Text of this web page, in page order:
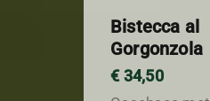
Bistecca al
Gorgonzola
€ 34,50